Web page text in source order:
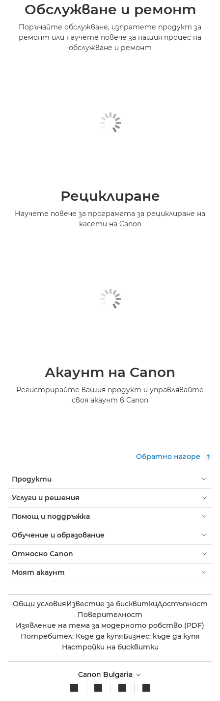
Обслужване и ремонт
Поръчайте обслужване, изпратете продукт за
ремонт или научете повече за нашия процес на
обслужване и ремонт
Рециклиране
Научете повече за програмата за рециклиране на
касети на Canon
Акаунт на Canon
Регистрирайте вашия продукт и управлявайте
своя акаунт в Canon
Обратно нагоре
Продукти
Услуги и решения
Помощ и поддръжка
Обучение и образование
Относно Canon
Моят акаунт
Общи условияИзвестие за бисквиткиДостъпност
Поверителност
Изявление на тема за модерното робство (PDF)
Потребител: Къде да купяБизнес: къде да купя
Настройки на бисквитки
Canon Bulgaria